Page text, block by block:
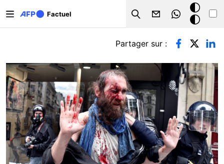
Factuel
Search
Mode
sombre
Onglets principaux
Partager sur :